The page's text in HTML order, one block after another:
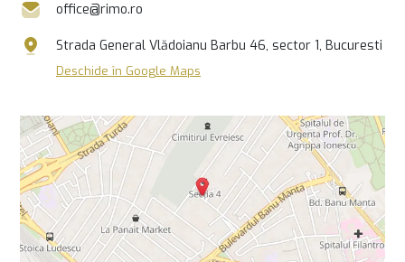
office@rimo.ro
Strada General Vlădoianu Barbu 46, sector 1, Bucuresti
Deschide în Google Maps